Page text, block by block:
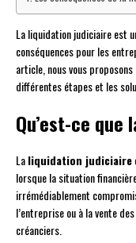
La liquidation judiciaire est
conséquences pour les
article, nous vous
différentes étapes et les
Qu’est-ce
Laliquidation judiciaire
lorsque la situation
irrémédiablement
l’entreprise ou à la vente
créanciers.